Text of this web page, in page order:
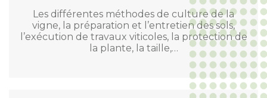
Les différentes méthodes de culture de la
vigne, la préparation et l’entretien des sols,
l’exécution de travaux viticoles, la protection de
la plante, la taille,…